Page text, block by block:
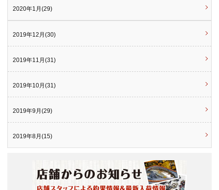
2020年1月(29)
2019年12月(30)
2019年11月(31)
2019年10月(31)
2019年9月(29)
2019年8月(15)